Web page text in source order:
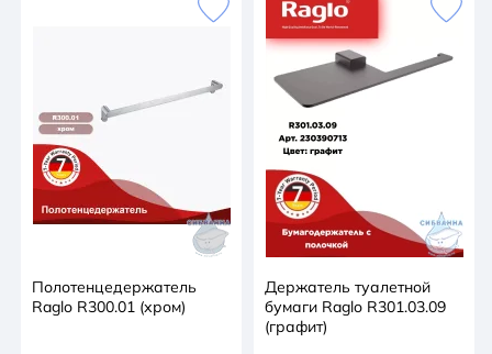
Полотенцедержатель
Raglo R300.01 (хром)
Держатель туалетной
бумаги Raglo R301.03.09
(графит)